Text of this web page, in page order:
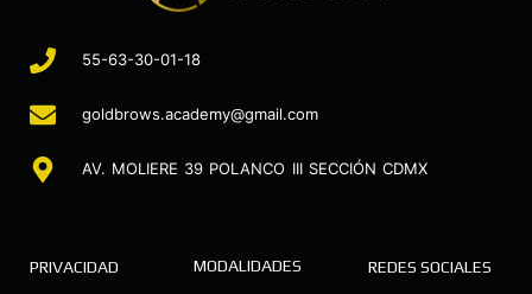
55-63-30-01-18
goldbrows.academy@gmail.com
AV. MOLIERE 39 POLANCO III SECCIÓN CDMX
PRIVACIDAD MODALIDADES REDES SOCIALES